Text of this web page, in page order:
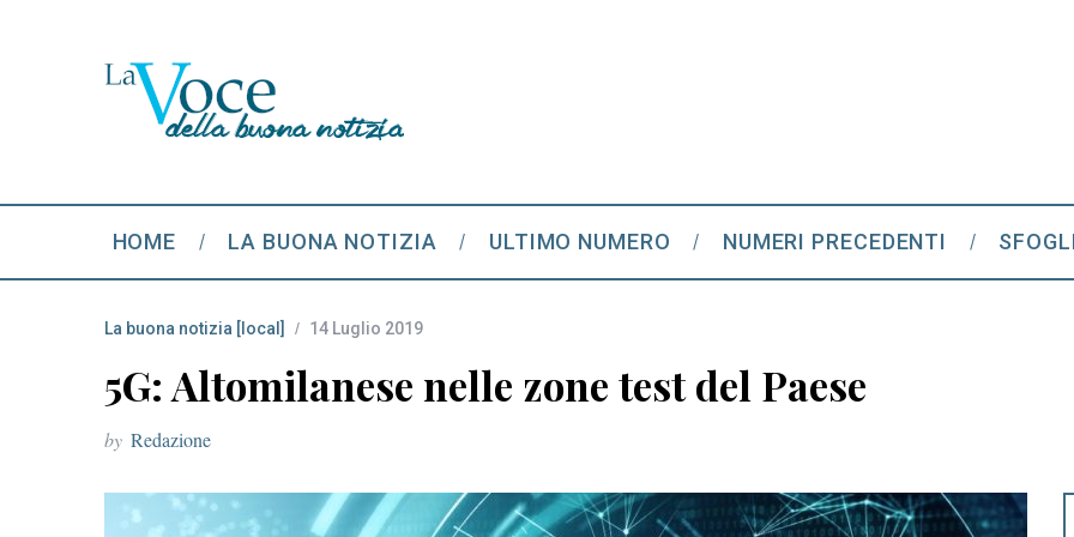
HOME LA BUONA NOTIZIA ULTIMO NUMERO NUMERI PRECEDENTI
La buona notizia [local] 14 Luglio 2019
5G: Altomilanese nelle zone test del Paese
by Redazione